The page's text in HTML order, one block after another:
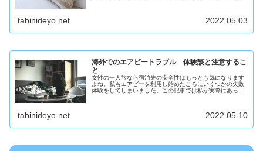
tabinideyo.net 2022.05.03
海外でのエアビートラブル 体験談と注意するこ
と
女性の一人旅なら宿泊先の安全性はもっとも気になります
よね。私もエアビーを利用し始めたころにいくつかの失敗
体験をしてしまいました。この記事では私が実際にあった
tabinideyo.net 2022.05.10